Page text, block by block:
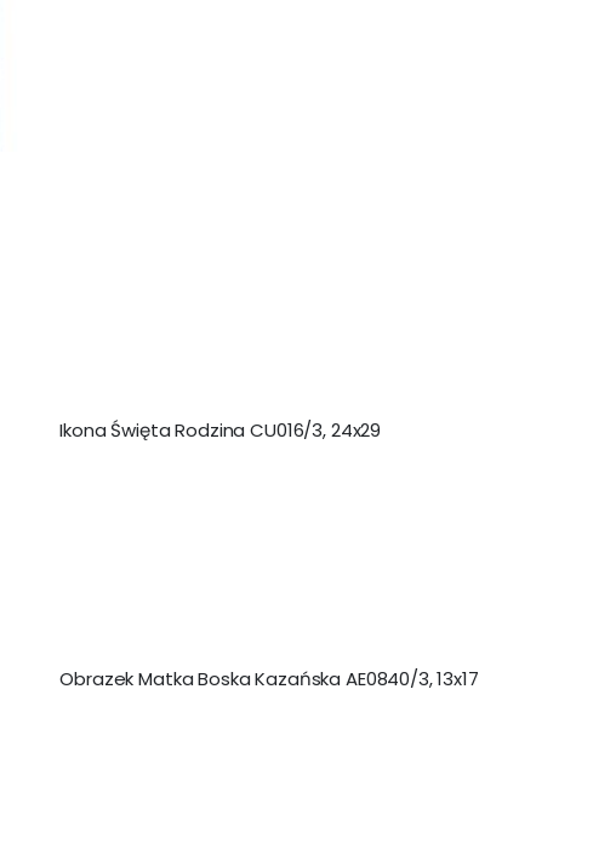
Ikona Święta Rodzina CU016/3, 24x29
Obrazek Matka Boska Kazańska AE0840/3, 13x17